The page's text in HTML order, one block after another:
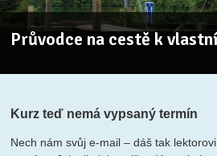
Průvodce na cestě k
Kurz teď nemá vypsaný termín
Nech nám svůj e-mail – dáš tak